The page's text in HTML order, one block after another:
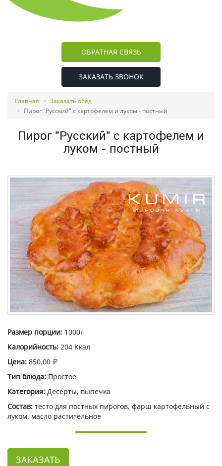
ОБРАТНАЯ СВЯЗЬ
ЗАКАЗАТЬ ЗВОНОК
Главная
Заказать обед
Пирог "Русский" с картофелем и луком - постный
Пирог "Русский" с картофелем и
луком - постный
Размер порции: 1000г
Калорийность: 204 Ккал
Цена: 850.00
Тип блюда: Простое
Категория: Десерты, выпечка
Состав: тесто для постных пирогов, фарш картофельный с
луком, масло растительное
ЗАКАЗАТЬ